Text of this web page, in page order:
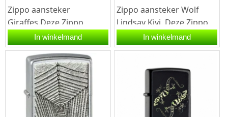
Zippo aansteker
Giraffes.Deze Zippo
aansteker heeft een
brushed brass afwerking
met aan de...
In winkelmand
Zippo aansteker Wolf
Lindsay Kivi. Deze Zippo
aansteker heeft een mat
zwarte afwerking met
In winkelmand